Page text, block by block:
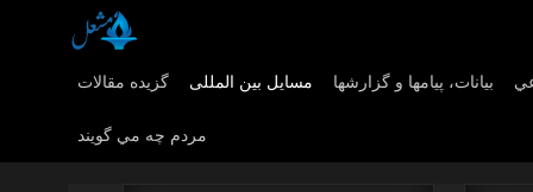
گزیده مقالات مسایل بین المللی بیانات، پیامها و گزارشها
مردم چه مي گويند